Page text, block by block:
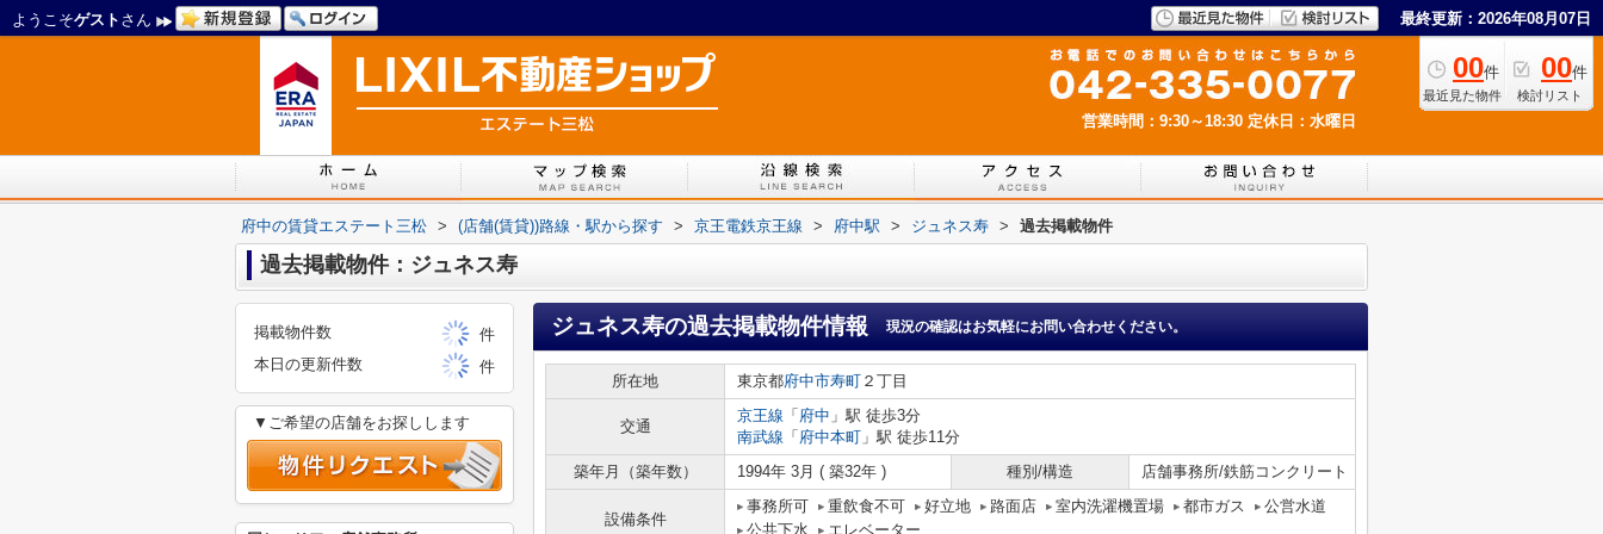
ようこそゲスト さん 最終更新：2026年08月07日
00件
最近見た物件
00件
検討リスト
営業時間：9:30～18:30 定休日：水曜日
府中の賃貸エステート三松 > (店舗(賃貸))路線・駅から探す > 京王電鉄京王線 > 府中駅 > ジュネス寿 > 過去掲載物件
過去掲載物件：ジュネス寿
ジュネス寿の過去掲載物件情報 現況の確認はお気軽にお問い合わせください。
所在地 東京都府中市寿町 ２丁目
交通
京王線 「 府中 」駅 徒歩3分
南武線 「 府中本町 」駅 徒歩11分
築年月（築年数）
1994年 3月 ( 築32年 ) 種別/構造 店舗事務所/鉄筋コンクリート
設備条件
事務所可 重飲食不可 好立地 路面店 室内洗濯機置場 都市ガス
公営水道
公共下水
エレベーター
掲載物件数
件
本日の更新件数
件
▼ご希望の店舗をお探しします